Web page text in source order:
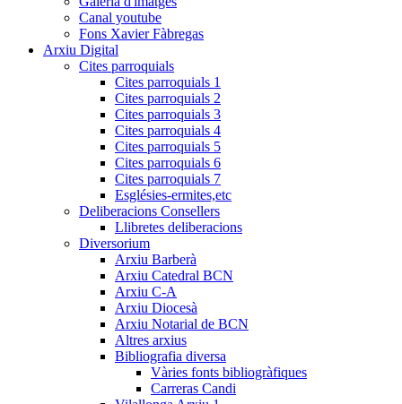
Canal youtube
Fons Xavier Fàbregas
Arxiu Digital
Cites parroquials
Cites parroquials 1
Cites parroquials 2
Cites parroquials 3
Cites parroquials 4
Cites parroquials 5
Cites parroquials 6
Cites parroquials 7
Esglésies-ermites,etc
Deliberacions Consellers
Llibretes deliberacions
Diversorium
Arxiu Barberà
Arxiu Catedral BCN
Arxiu C-A
Arxiu Diocesà
Arxiu Notarial de BCN
Altres arxius
Bibliografia diversa
Vàries fonts bibliogràfiques
Carreras Candi